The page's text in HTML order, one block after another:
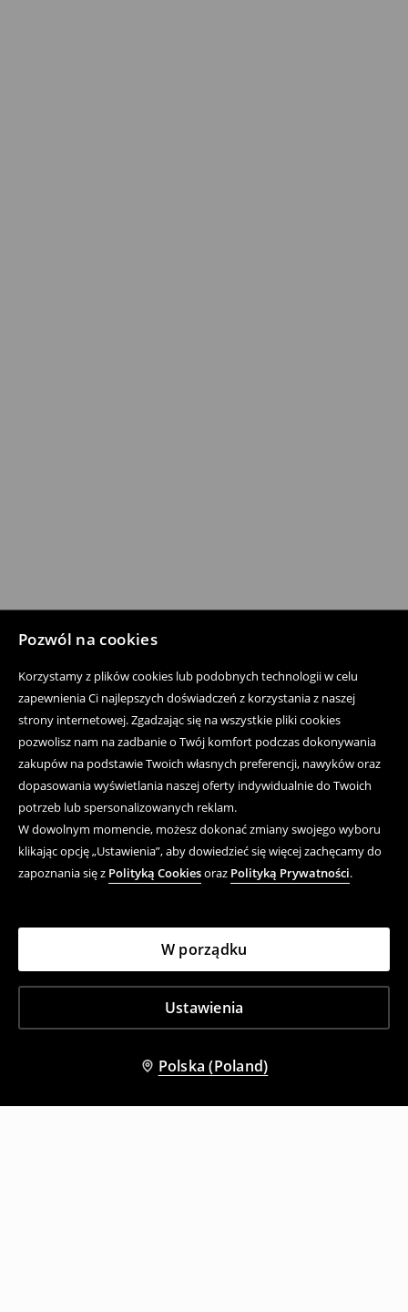
Pozwól na cookies
Korzystamy z plików cookies lub podobnych technologii w celu
zapewnienia Ci najlepszych doświadczeń z korzystania z naszej
strony internetowej. Zgadzając się na wszystkie pliki cookies
pozwolisz nam na zadbanie o Twój komfort podczas dokonywania
zakupów na podstawie Twoich własnych preferencji, nawyków oraz
dopasowania wyświetlania naszej oferty indywidualnie do Twoich
potrzeb lub spersonalizowanych reklam.
W dowolnym momencie, możesz dokonać zmiany swojego wyboru
klikając opcję „Ustawienia”, aby dowiedzieć się więcej zachęcamy do
zapoznania się z Polityką Cookiesoraz Polityką Prywatności.
Ustawienia
W porządku
Polska (Poland)